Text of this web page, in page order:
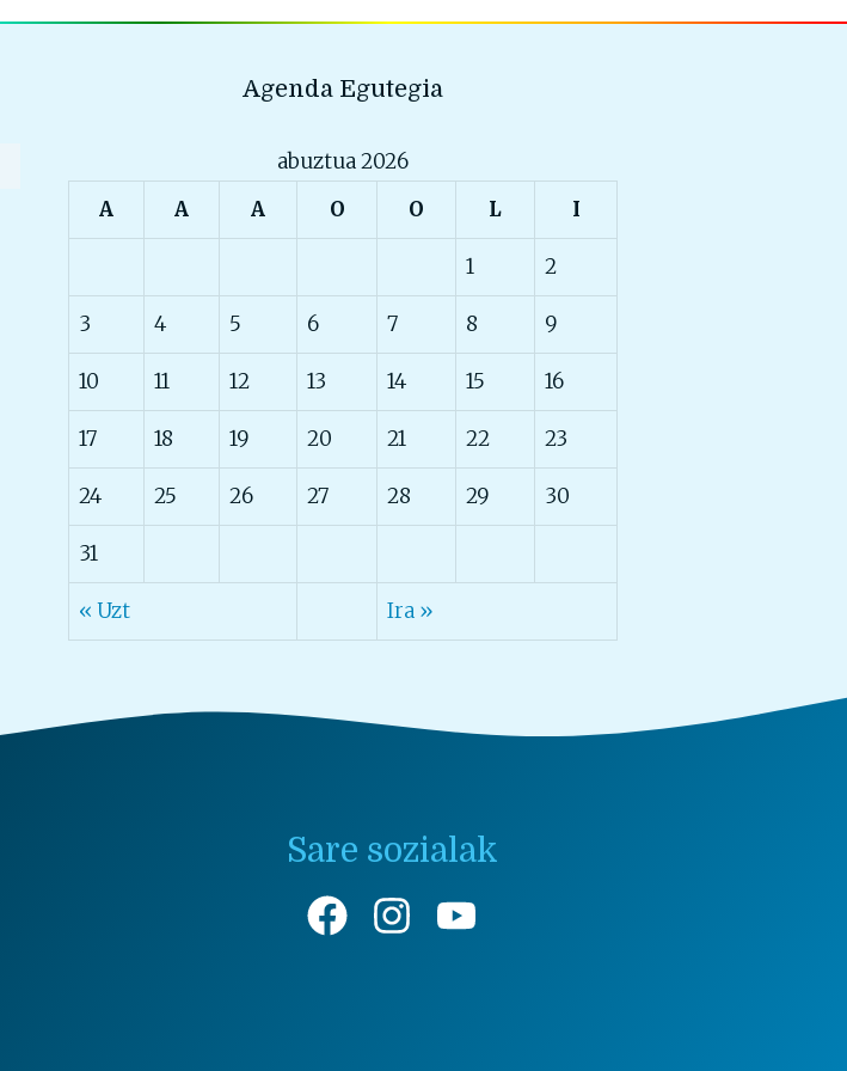
Agenda Egutegia
abuztua 2026
A
A A O O L I
1 2
3 4 5 6 7 8 9
10 11 12 13 14 15 16
17 18 19 20 21 22 23
24 25 26 27 28 29 30
31
« Uzt Ira »
Sare sozialak